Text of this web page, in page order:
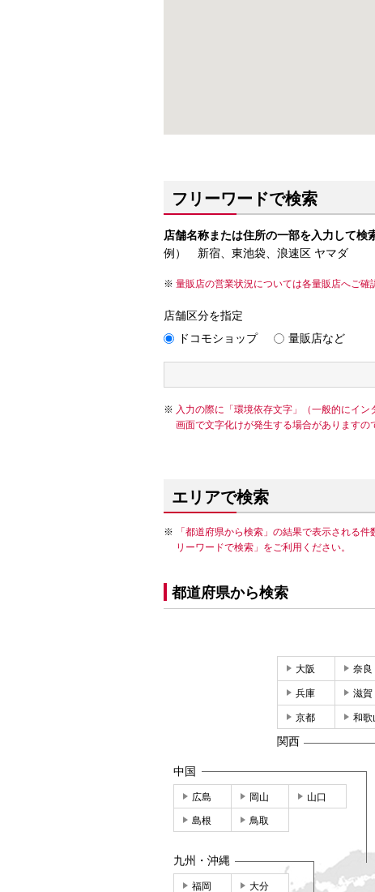
フリーワードで検索
店舗名称または住所の一部を入力して検
例） 新宿、東池袋、浪速区 ヤマダ
量販店の営業状況については各量販店へご確
店舗区分を指定
ドコモショップ
量販店など
入力の際に「環境依存文字」（一般的にイ
画面で文字化けが発生する場合がありますの
エリアで検索
「都道府県から検索」の結果で表示される
リーワードで検索」をご利用ください。
都道府県から検索
大阪 奈良
兵庫 滋賀
京都 和歌
関西
中国
広島 岡山 山口
島根 鳥取
九州・沖縄
福岡 大分